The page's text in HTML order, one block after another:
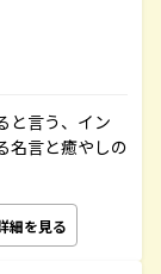
と言う、イン
名言と癒やしの
細を見る